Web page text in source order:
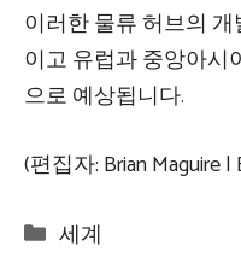
이러한 물류 허브의
이고 유럽과 중앙아시
으로 예상됩니다.
(편집자: Brian Maguire
Categories
세계